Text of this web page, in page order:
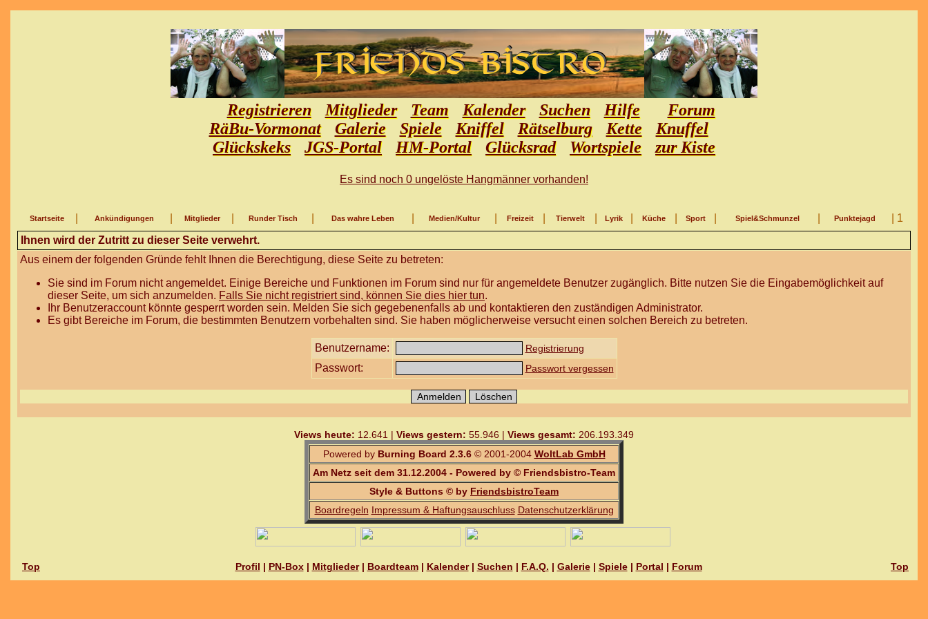
Registrieren Mitglieder Team Kalender Suchen Hilfe
Forum
RäBu-Vormonat
Galerie Spiele Kniffel Rätselburg Kette
Knuffel
Glückskeks
JGS-Portal HM-Portal Glücksrad Wortspiele zur Kiste
Es sind noch 0 ungelöste Hangmänner vorhanden!
Startseite Ankündigungen Mitglieder Runder Tisch Das wahre Leben Medien/Kultur Freizeit Tierwelt Lyrik Küche Sport Spiel&Schmunzel Punktejagd
| 1
Ihnen wird der Zutritt zu dieser Seite verwehrt.
Aus einem der folgenden Gründe fehlt Ihnen die Berechtigung, diese Seite zu betreten:
Sie sind im Forum nicht angemeldet. Einige Bereiche und Funktionen im Forum sind nur für angemeldete Benutzer zugänglich. Bitte nutzen Sie die Eingabemöglichkeit auf
dieser Seite, um sich anzumelden. Falls Sie nicht registriert sind, können Sie dies hier tun.
Ihr Benutzeraccount könnte gesperrt worden sein. Melden Sie sich gegebenenfalls ab und kontaktieren den zuständigen Administrator.
Es gibt Bereiche im Forum, die bestimmten Benutzern vorbehalten sind. Sie haben möglicherweise versucht einen solchen Bereich zu betreten.
Benutzername: Registrierung
Passwort: Passwort vergessen
Views heute: 12.641 | Views gestern: 55.946 | Views gesamt: 206.193.349
Powered by Burning Board 2.3.6© 2001-2004 WoltLab GmbH
Am Netz seit dem 31.12.2004 - Powered by © Friendsbistro-Team
Style & Buttons © by FriendsbistroTeam
Boardregeln Impressum & Haftungsauschluss Datenschutzerklärung
Top Profil | PN-Box| Mitglieder| Boardteam| Kalender| Suchen | F.A.Q. | Galerie| Spiele| Portal | Forum Top